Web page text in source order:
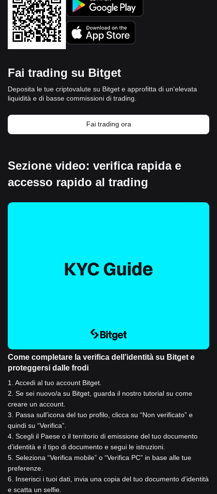
Fai trading su Bitget
Deposita le tue criptovalute su Bitget e approfitta di un'elevata
liquidità e di basse commissioni di trading.
Fai trading ora
Sezione video: verifica rapida e
accesso rapido al trading
Come completare la verifica dell’identità su Bitget e
proteggersi dalle frodi
1
Accedi al tuo account Bitget.
2 Se sei nuovo/a su Bitget, guarda il nostro tutorial su come
creare un account.
3
Passa sull’icona del tuo profilo, clicca su “Non verificato” e
quindi su “Verifica”.
4 Scegli il Paese o il territorio di emissione del tuo documento
d’identità e il tipo di documento e segui le istruzioni.
5 Seleziona “Verifica mobile” o “Verifica PC” in base alle tue
preferenze.
6
Inserisci i tuoi dati, invia una copia del tuo documento d’identità
e scatta un selfie.